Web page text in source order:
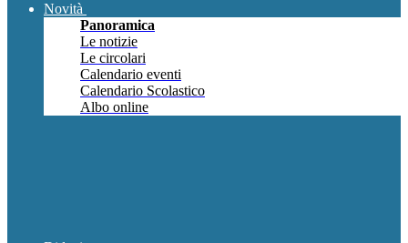
Novità
Panoramica
Le notizie
Le circolari
Calendario eventi
Calendario Scolastico
Albo online